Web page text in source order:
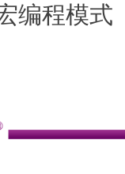
编程模式